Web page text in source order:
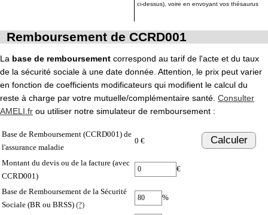
ci-dessus), voire en envoyant vos thésaurus
Remboursement de CCRD001
La base de remboursement correspond au tarif de l'acte et du taux
de la sécurité sociale à une date donnée. Attention, le prix peut varier
en fonction de coefficients modificateurs qui modifient le calcul du
reste à charge par votre mutuelle/complémentaire santé. Consulter
AMELI.fr ou utiliser notre simulateur de remboursement :
Base de Remboursement (CCRD001) de
l'assurance maladie
0 € Calculer
Montant du devis ou de la facture (avec
CCRD001)
€
Base de Remboursement de la Sécurité
Sociale (BR ou BRSS) (?)
%